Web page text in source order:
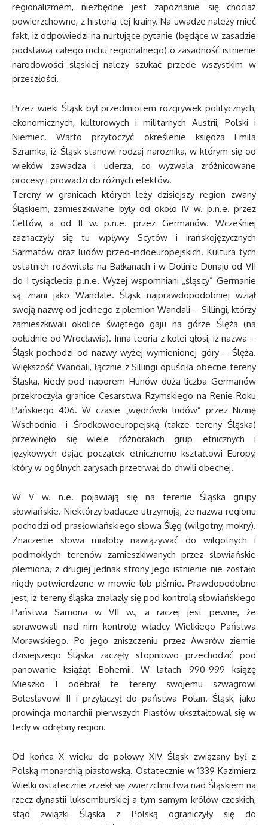
regionalizmem, niezbędne jest zapoznanie się chociaż
powierzchowne, z historią tej krainy. Na uwadze należy mieć
fakt, iż odpowiedzi na nurtujące pytanie (będące w zasadzie
podstawą całego ruchu regionalnego) o zasadność istnienie
narodowości śląskiej należy szukać przede wszystkim w
przeszłości.
Przez wieki Śląsk był przedmiotem rozgrywek politycznych,
ekonomicznych, kulturowych i militarnych Austrii, Polski i
Niemiec. Warto przytoczyć określenie księdza Emila
Szramka, iż Śląsk stanowi rodzaj narożnika, w którym się od
wieków zawadza i uderza, co wyzwala zróżnicowane
procesy i prowadzi do różnych efektów.
Tereny w granicach których leży dzisiejszy region zwany
Śląskiem, zamieszkiwane były od około IV w. p.n.e. przez
Celtów, a od II w. p.n.e. przez Germanów. Wcześniej
zaznaczyły się tu wpływy Scytów i irańskojęzycznych
Sarmatów oraz ludów przed-indoeuropejskich. Kultura tych
ostatnich rozkwitała na Bałkanach i w Dolinie Dunaju od VII
do I tysiąclecia p.n.e. Wyżej wspomniani „śląscy” Germanie
są znani jako Wandale. Śląsk najprawdopodobniej wziął
swoją nazwę od jednego z plemion Wandali – Sillingi, którzy
zamieszkiwali okolice świętego gaju na górze Ślęża (na
południe od Wrocławia). Inna teoria z kolei głosi, iż nazwa –
Śląsk pochodzi od nazwy wyżej wymienionej góry – Ślęża.
Większość Wandali, łącznie z Sillingi opuściła obecne tereny
Śląska, kiedy pod naporem Hunów duża liczba Germanów
przekroczyła granice Cesarstwa Rzymskiego na Renie Roku
Pańskiego 406. W czasie „wędrówki ludów” przez Nizinę
Wschodnio- i Środkowoeuropejską (także tereny Śląska)
przewinęło się wiele różnorakich grup etnicznych i
językowych dając początek etnicznemu kształtowi Europy,
który w ogólnych zarysach przetrwał do chwili obecnej.
W V w. n.e. pojawiają się na terenie Śląska grupy
słowiańskie. Niektórzy badacze utrzymują, że nazwa regionu
pochodzi od prasłowiańskiego słowa Ślęg (wilgotny, mokry).
Znaczenie słowa miałoby nawiązywać do wilgotnych i
podmokłych terenów zamieszkiwanych przez słowiańskie
plemiona, z drugiej jednak strony jego istnienie nie zostało
nigdy potwierdzone w mowie lub piśmie. Prawdopodobne
jest, iż tereny śląska znalazły się pod kontrolą słowiańskiego
Państwa Samona w VII w., a raczej jest pewne, że
sprawowali nad nim kontrolę władcy Wielkiego Państwa
Morawskiego. Po jego zniszczeniu przez Awarów ziemie
dzisiejszego Śląska zaczęły stopniowo przechodzić pod
panowanie książąt Bohemii. W latach 990-999 książę
Mieszko I odebrał te tereny swojemu szwagrowi
Boleslavowi II i przyłączył do państwa Polan. Śląsk, jako
prowincja monarchii pierwszych Piastów ukształtował się w
tedy w odrębny region.
Od końca X wieku do połowy XIV Śląsk związany był z
Polską monarchią piastowską. Ostatecznie w 1339 Kazimierz
Wielki ostatecznie zrzekł się zwierzchnictwa nad Śląskiem na
rzecz dynastii luksemburskiej a tym samym królów czeskich,
stąd związki Śląska z Polską ograniczyły się do